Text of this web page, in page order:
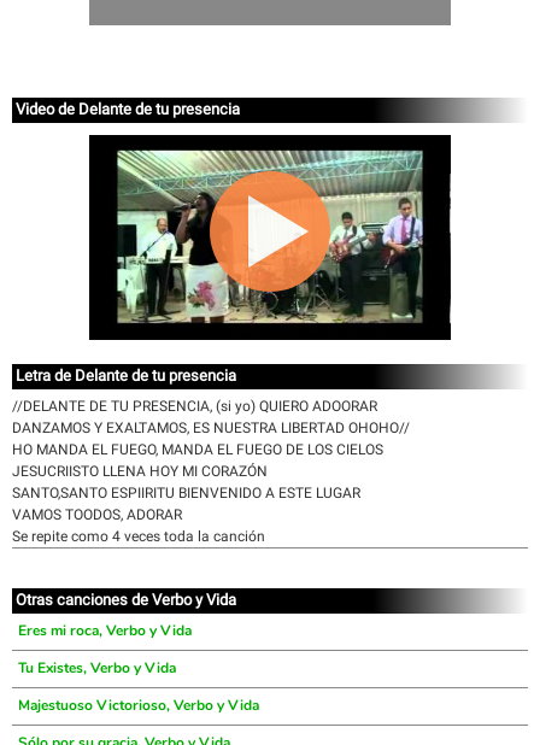
Video de Delante de tu presencia
Letra de Delante de tu presencia
//DELANTE DE TU PRESENCIA, (si yo) QUIERO ADOORAR
DANZAMOS Y EXALTAMOS, ES NUESTRA LIBERTAD OHOHO//
HO MANDA EL FUEGO, MANDA EL FUEGO DE LOS CIELOS
JESUCRIISTO LLENA HOY MI CORAZÓN
SANTO,SANTO ESPIIRITU BIENVENIDO A ESTE LUGAR
VAMOS TOODOS, ADORAR
Se repite como 4 veces toda la canción
Otras canciones de Verbo y Vida
Eres mi roca, Verbo y Vida
Tu Existes, Verbo y Vida
Majestuoso Victorioso, Verbo y Vida